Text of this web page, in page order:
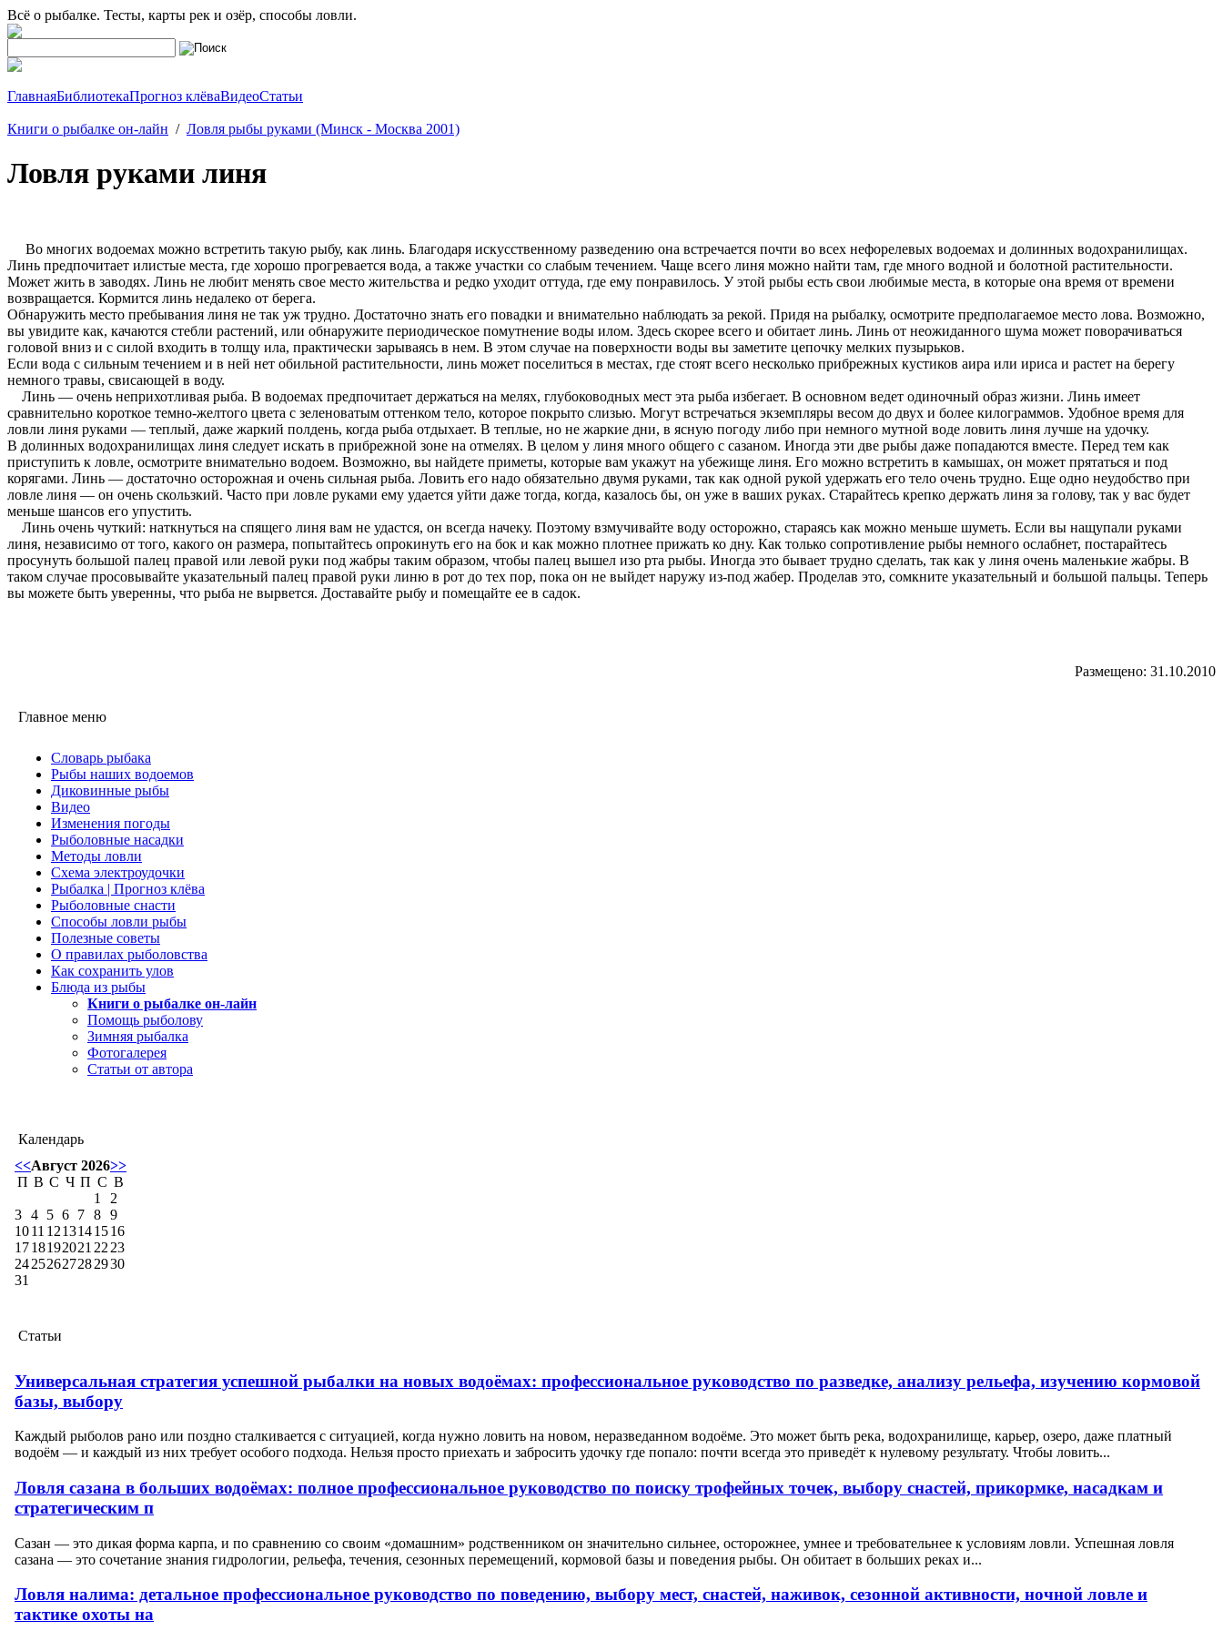
Всё о рыбалке. Тесты, карты рек и озёр, способы ловли.
ГлавнаяБиблиотекаПрогноз клёваВидеоСтатьи
Книги о рыбалке он-лайн / Ловля рыбы руками (Минск - Москва 2001)
Ловля руками линя
Во многих водоемах можно встретить такую рыбу, как линь. Благодаря искусственному разведению она встречается почти во всех нефорелевых водоемах и долинных водохранилищах.
Линь предпочитает илистые места, где хорошо прогревается вода, а также участки со слабым течением. Чаще всего линя можно найти там, где много водной и болотной растительности.
Может жить в заводях. Линь не любит менять свое место жительства и редко уходит оттуда, где ему понравилось. У этой рыбы есть свои любимые места, в которые она время от времени
возвращается. Кормится линь недалеко от берега.
Обнаружить место пребывания линя не так уж трудно. Достаточно знать его повадки и внимательно наблюдать за рекой. Придя на рыбалку, осмотрите предполагаемое место лова. Возможно,
вы увидите как, качаются стебли растений, или обнаружите периодическое помутнение воды илом. Здесь скорее всего и обитает линь. Линь от неожиданного шума может поворачиваться
головой вниз и с силой входить в толщу ила, практически зарываясь в нем. В этом случае на поверхности воды вы заметите цепочку мелких пузырьков.
Если вода с сильным течением и в ней нет обильной растительности, линь может поселиться в местах, где стоят всего несколько прибрежных кустиков аира или ириса и растет на берегу
немного травы, свисающей в воду.
Линь — очень неприхотливая рыба. В водоемах предпочитает держаться на мелях, глубоководных мест эта рыба избегает. В основном ведет одиночный образ жизни. Линь имеет
сравнительно короткое темно-желтого цвета с зеленоватым оттенком тело, которое покрыто слизью. Могут встречаться экземпляры весом до двух и более килограммов. Удобное время для
ловли линя руками — теплый, даже жаркий полдень, когда рыба отдыхает. В теплые, но не жаркие дни, в ясную погоду либо при немного мутной воде ловить линя лучше на удочку.
В долинных водохранилищах линя следует искать в прибрежной зоне на отмелях. В целом у линя много общего с сазаном. Иногда эти две рыбы даже попадаются вместе. Перед тем как
приступить к ловле, осмотрите внимательно водоем. Возможно, вы найдете приметы, которые вам укажут на убежище линя. Его можно встретить в камышах, он может прятаться и под
корягами. Линь — достаточно осторожная и очень сильная рыба. Ловить его надо обязательно двумя руками, так как одной рукой удержать его тело очень трудно. Еще одно неудобство при
ловле линя — он очень скользкий. Часто при ловле руками ему удается уйти даже тогда, когда, казалось бы, он уже в ваших руках. Старайтесь крепко держать линя за голову, так у вас будет
меньше шансов его упустить.
Линь очень чуткий: наткнуться на спящего линя вам не удастся, он всегда начеку. Поэтому взмучивайте воду осторожно, стараясь как можно меньше шуметь. Если вы нащупали руками
линя, независимо от того, какого он размера, попытайтесь опрокинуть его на бок и как можно плотнее прижать ко дну. Как только сопротивление рыбы немного ослабнет, постарайтесь
просунуть большой палец правой или левой руки под жабры таким образом, чтобы палец вышел изо рта рыбы. Иногда это бывает трудно сделать, так как у линя очень маленькие жабры. В
таком случае просовывайте указательный палец правой руки линю в рот до тех пор, пока он не выйдет наружу из-под жабер. Проделав это, сомкните указательный и большой пальцы. Теперь
вы можете быть уверенны, что рыба не вырвется. Доставайте рыбу и помещайте ее в садок.
Размещено: 31.10.2010
Главное меню
Словарь рыбака
Рыбы наших водоемов
Диковинные рыбы
Видео
Изменения погоды
Рыболовные насадки
Методы ловли
Схема электроудочки
Рыбалка | Прогноз клёва
Рыболовные снасти
Способы ловли рыбы
Полезные советы
О правилах рыболовства
Как сохранить улов
Блюда из рыбы
Книги о рыбалке он-лайн
Помощь рыболову
Зимняя рыбалка
Фотогалерея
Статьи от автора
Календарь
<<Август 2026>>
П В С Ч П С В
1
2
3 4 5 6 7 8 9
1011 1213141516
1718192021 22 23
24252627282930
31
Статьи
Универсальная стратегия успешной рыбалки на новых водоёмах: профессиональное руководство по разведке, анализу рельефа, изучению кормовой
базы, выбору
Каждый рыболов рано или поздно сталкивается с ситуацией, когда нужно ловить на новом, неразведанном водоёме. Это может быть река, водохранилище, карьер, озеро, даже платный
водоём — и каждый из них требует особого подхода. Нельзя просто приехать и забросить удочку где попало: почти всегда это приведёт к нулевому результату. Чтобы ловить...
Ловля сазана в больших водоёмах: полное профессиональное руководство по поиску трофейных точек, выбору снастей, прикормке, насадкам и
стратегическим п
Сазан — это дикая форма карпа, и по сравнению со своим «домашним» родственником он значительно сильнее, осторожнее, умнее и требовательнее к условиям ловли. Успешная ловля
сазана — это сочетание знания гидрологии, рельефа, течения, сезонных перемещений, кормовой базы и поведения рыбы. Он обитает в больших реках и...
Ловля налима: детальное профессиональное руководство по поведению, выбору мест, снастей, наживок, сезонной активности, ночной ловле и
тактике охоты на